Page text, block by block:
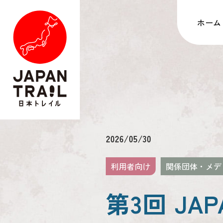
ホーム
2026/05/30
利用者向け 関係団体・メ
第3回